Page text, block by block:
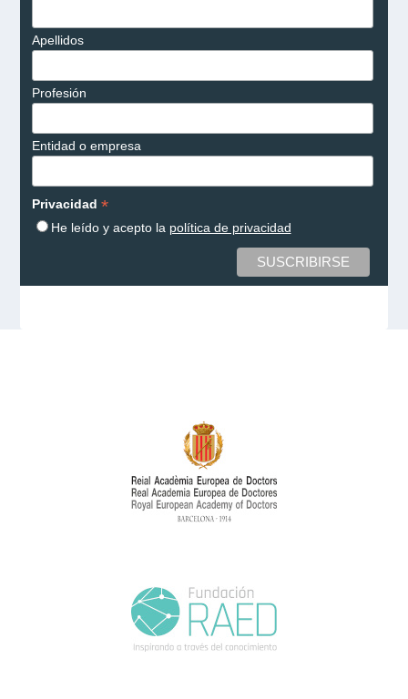
Apellidos
Profesión
Entidad o empresa
Privacidad *
He leído y acepto la política de privacidad